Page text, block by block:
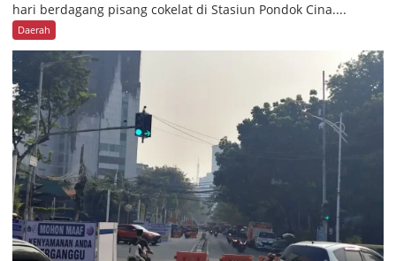
hari berdagang pisang cokelat di Stasiun Pondok Cina....
Daerah